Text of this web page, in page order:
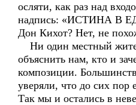
осляти, как раз над
надпись: «ИСТИНА В
Дон Кихот? Нет, не
Ни один местный
объяснить нам, кто и
композиции.
уверяли, что до сих пор
Так мы и остались в